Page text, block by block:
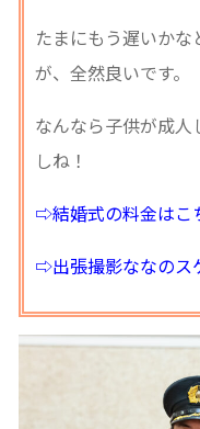
たまにもう遅いか
が、全然良いです。
なんなら子供が成
しね！
⇨結婚式の料金はこ
⇨出張撮影ななのス